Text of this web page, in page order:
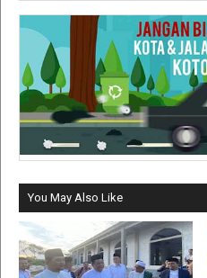
You May Also Like